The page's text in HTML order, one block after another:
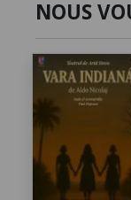
NOUS